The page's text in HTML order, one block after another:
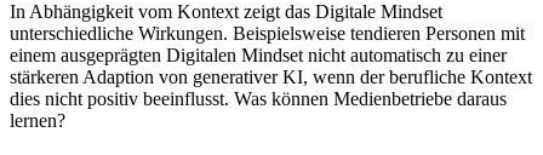
In Abhängigkeit vom Kontext zeigt das Digitale Mindset
unterschiedliche Wirkungen. Beispielsweise tendieren Personen mit
einem ausgeprägten Digitalen Mindset nicht automatisch zu einer
stärkeren Adaption von generativer KI, wenn der berufliche Kontext
dies nicht positiv beeinflusst. Was können Medienbetriebe daraus
lernen?